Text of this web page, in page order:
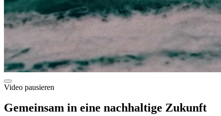
Video pausieren
Gemeinsam in eine nachhaltige Zukunft